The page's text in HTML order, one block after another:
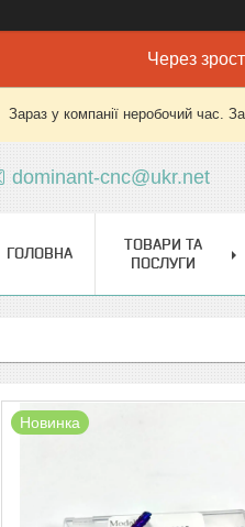
Через
Зараз у компанії неробочий час.
dominant-cnc@ukr.net
ГОЛОВНА
ТОВАРИ ТА
ПОСЛУГИ
Новинка